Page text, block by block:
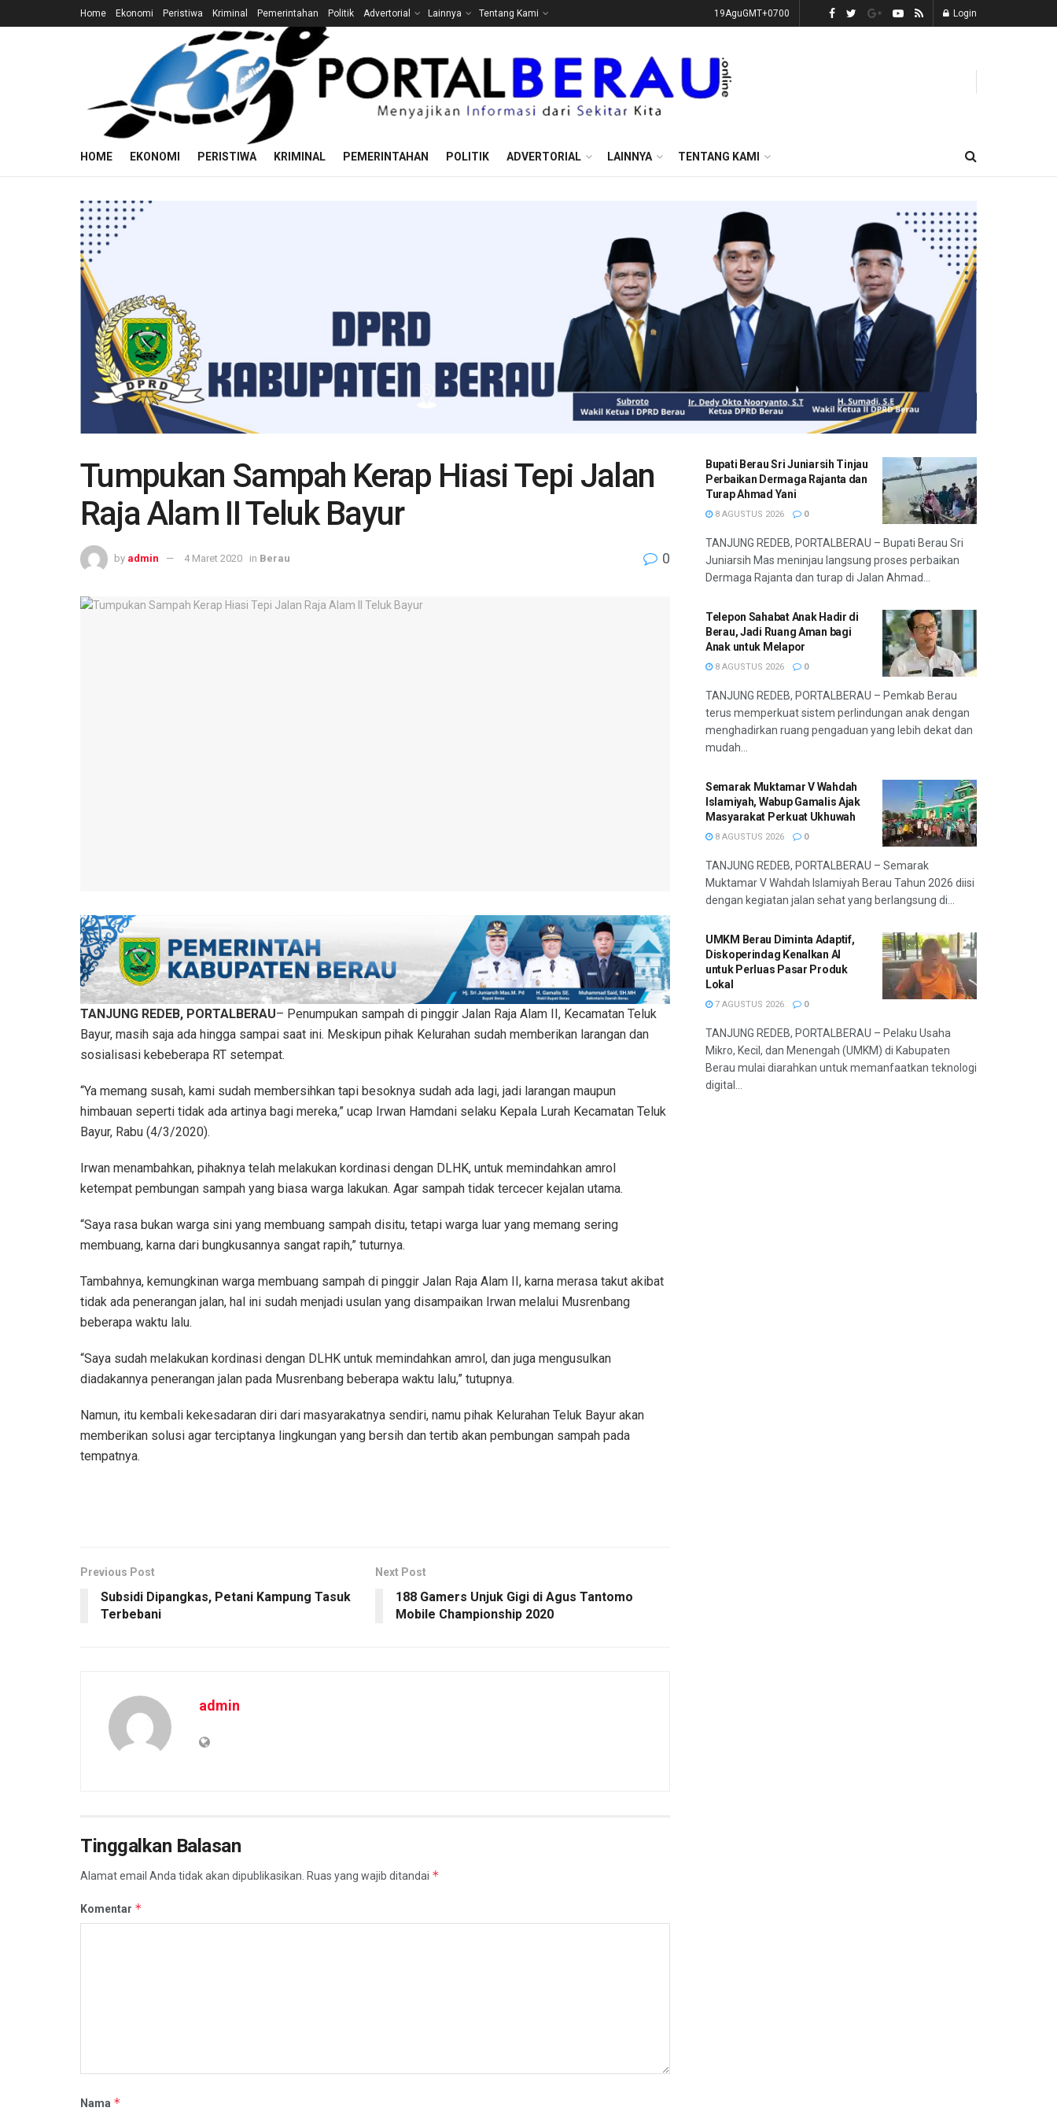
Home Ekonomi Peristiwa Kriminal Pemerintahan Politik Advertorial Lainnya Tentang Kami 19AguGMT+0700 Login
HOME EKONOMI PERISTIWA KRIMINAL PEMERINTAHAN POLITIK ADVERTORIAL LAINNYA TENTANG KAMI
Tumpukan Sampah Kerap Hiasi Tepi Jalan
Raja Alam II Teluk Bayur
by admin 4 Maret 2020 in Berau 0
TANJUNG REDEB, PORTALBERAU– Penumpukan sampah di pinggir Jalan Raja Alam II, Kecamatan Teluk
Bayur, masih saja ada hingga sampai saat ini. Meskipun pihak Kelurahan sudah memberikan larangan dan
sosialisasi kebeberapa RT setempat.
“Ya memang susah, kami sudah membersihkan tapi besoknya sudah ada lagi, jadi larangan maupun
himbauan seperti tidak ada artinya bagi mereka,” ucap Irwan Hamdani selaku Kepala Lurah Kecamatan Teluk
Bayur, Rabu (4/3/2020).
Irwan menambahkan, pihaknya telah melakukan kordinasi dengan DLHK, untuk memindahkan amrol
ketempat pembungan sampah yang biasa warga lakukan. Agar sampah tidak tercecer kejalan utama.
“Saya rasa bukan warga sini yang membuang sampah disitu, tetapi warga luar yang memang sering
membuang, karna dari bungkusannya sangat rapih,” tuturnya.
Tambahnya, kemungkinan warga membuang sampah di pinggir Jalan Raja Alam II, karna merasa takut akibat
tidak ada penerangan jalan, hal ini sudah menjadi usulan yang disampaikan Irwan melalui Musrenbang
beberapa waktu lalu.
“Saya sudah melakukan kordinasi dengan DLHK untuk memindahkan amrol, dan juga mengusulkan
diadakannya penerangan jalan pada Musrenbang beberapa waktu lalu,” tutupnya.
Namun, itu kembali kekesadaran diri dari masyarakatnya sendiri, namu pihak Kelurahan Teluk Bayur akan
memberikan solusi agar terciptanya lingkungan yang bersih dan tertib akan pembungan sampah pada
tempatnya.
Previous Post
Subsidi Dipangkas, Petani Kampung Tasuk
Terbebani
Next Post
188 Gamers Unjuk Gigi di Agus Tantomo
Mobile Championship 2020
admin
Tinggalkan Balasan
Alamat email Anda tidak akan dipublikasikan. Ruas yang wajib ditandai *
Komentar *
Nama *
Bupati Berau Sri Juniarsih Tinjau
Perbaikan Dermaga Rajanta dan
Turap Ahmad Yani
8 AGUSTUS 2026 0
TANJUNG REDEB, PORTALBERAU – Bupati Berau Sri
Juniarsih Mas meninjau langsung proses perbaikan
Dermaga Rajanta dan turap di Jalan Ahmad...
Telepon Sahabat Anak Hadir di
Berau, Jadi Ruang Aman bagi
Anak untuk Melapor
8 AGUSTUS 2026 0
TANJUNG REDEB, PORTALBERAU – Pemkab Berau
terus memperkuat sistem perlindungan anak dengan
menghadirkan ruang pengaduan yang lebih dekat dan
mudah...
Semarak Muktamar V Wahdah
Islamiyah, Wabup Gamalis Ajak
Masyarakat Perkuat Ukhuwah
8 AGUSTUS 2026 0
TANJUNG REDEB, PORTALBERAU – Semarak
Muktamar V Wahdah Islamiyah Berau Tahun 2026 diisi
dengan kegiatan jalan sehat yang berlangsung di...
UMKM Berau Diminta Adaptif,
Diskoperindag Kenalkan AI
untuk Perluas Pasar Produk
Lokal
7 AGUSTUS 2026 0
TANJUNG REDEB, PORTALBERAU – Pelaku Usaha
Mikro, Kecil, dan Menengah (UMKM) di Kabupaten
Berau mulai diarahkan untuk memanfaatkan teknologi
digital...